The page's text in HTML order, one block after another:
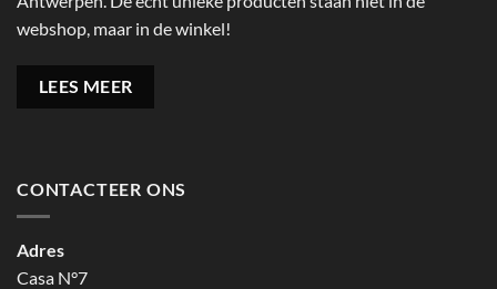
webshop, maar in de winkel!
LEES MEER
CONTACTEER ONS
Adres
Casa N°7